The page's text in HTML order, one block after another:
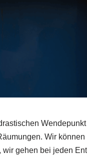
Wir
gehen bei jeden